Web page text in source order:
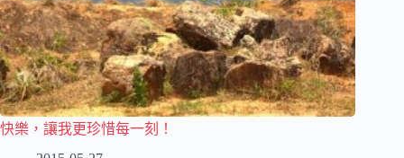
快樂，讓我更珍惜每一刻！